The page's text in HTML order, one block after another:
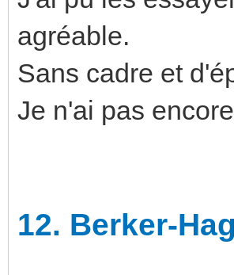
agréable.
Sans cadre et
Je n'ai pas
12. Berker-